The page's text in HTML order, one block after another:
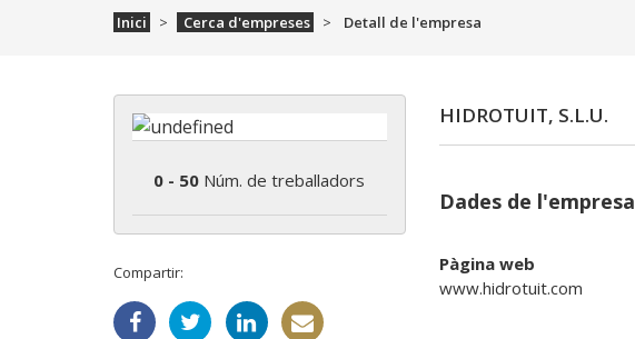
Inici Cerca d'empreses Detall de l'empresa
0 - 50 Núm. de treballadors
Compartir:
HIDROTUIT, S.L.U.
Dades de l'empresa
Pàgina web
www.hidrotuit.com